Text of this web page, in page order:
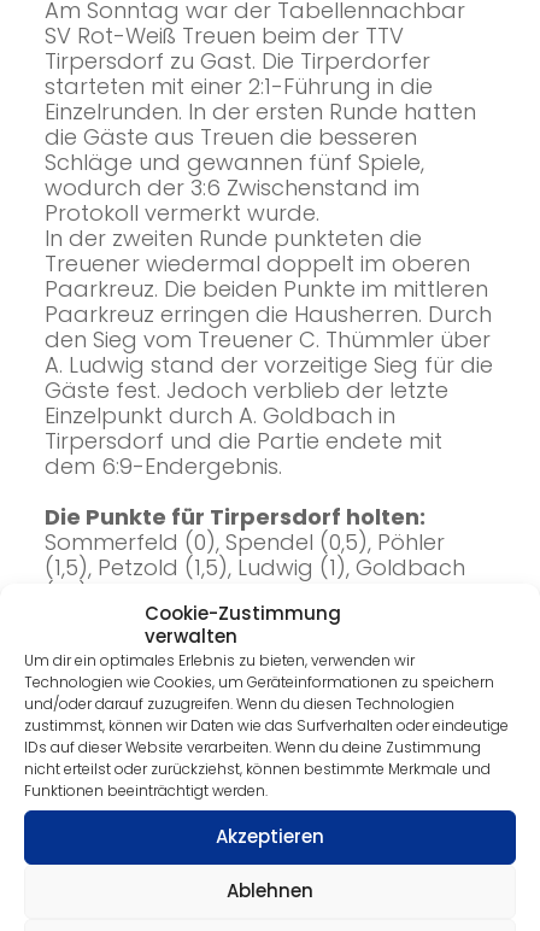
Cookie-Zustimmung
verwalten
Um dir ein optimales Erlebnis zu bieten, verwenden wir
Technologien wie Cookies, um Geräteinformationen zu speichern
und/oder darauf zuzugreifen. Wenn du diesen Technologien
zustimmst, können wir Daten wie das Surfverhalten oder eindeutige
IDs auf dieser Website verarbeiten. Wenn du deine Zustimmung
nicht erteilst oder zurückziehst, können bestimmte Merkmale und
Funktionen beeinträchtigt werden.
Akzeptieren
Ablehnen
Am Sonntag war der Tabellennachbar
SV Rot-Weiß Treuen beim der TTV
Tirpersdorf zu Gast. Die Tirperdorfer
starteten mit einer 2:1-Führung in die
Einzelrunden. In der ersten Runde hatten
die Gäste aus Treuen die besseren
Schläge und gewannen fünf Spiele,
wodurch der 3:6 Zwischenstand im
Protokoll vermerkt wurde.
In der zweiten Runde punkteten die
Treuener wiedermal doppelt im oberen
Paarkreuz. Die beiden Punkte im mittleren
Paarkreuz erringen die Hausherren. Durch
den Sieg vom Treuener C. Thümmler über
A. Ludwig stand der vorzeitige Sieg für die
Gäste fest. Jedoch verblieb der letzte
Einzelpunkt durch A. Goldbach in
Tirpersdorf und die Partie endete mit
dem 6:9-Endergebnis.
Die Punkte für Tirpersdorf holten:
Sommerfeld (0), Spendel (0,5), Pöhler
(1,5), Petzold (1,5), Ludwig (1), Goldbach
(1,5)
Die Punkte für Treuen holten:
Gruschwitz (2,5), Günnel (2,5), Kropfgans
(1), Reiher (1), Thümmler (2), Müller (0)
(Autor: Sebastian Petzold)
09.03.2025, KFV, Vogtlandliga
SpVgg. 1863 Neumark : TTV 1979
Tirpersdorf 2 5 : 10